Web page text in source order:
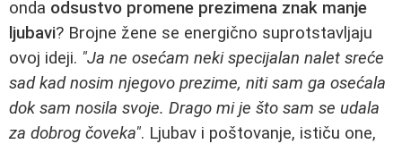
onda odsustvo promene prezimena znak manje
ljubavi? Brojne žene se energično suprotstavljaju
ovoj ideji. "Ja ne osećam neki specijalan nalet sreće
sad kad nosim njegovo prezime, niti sam ga osećala
dok sam nosila svoje. Drago mi je što sam se udala
za dobrog čoveka". Ljubav i poštovanje, ističu one,